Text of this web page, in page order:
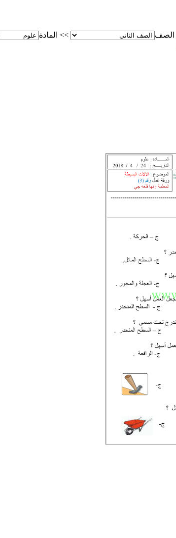
الصف >> المادة